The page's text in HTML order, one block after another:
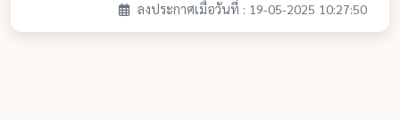
ลงประกาศเมื่อวันที่ : 19-05-2025 10:27:50